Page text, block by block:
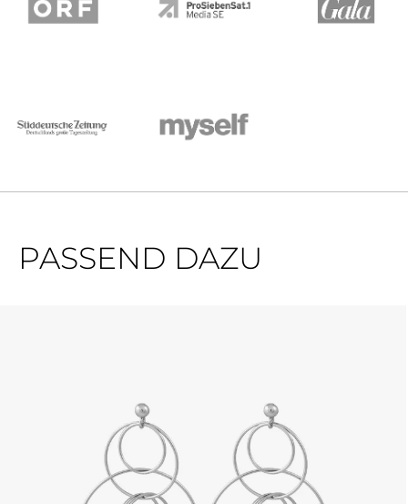
PASSEND DAZU